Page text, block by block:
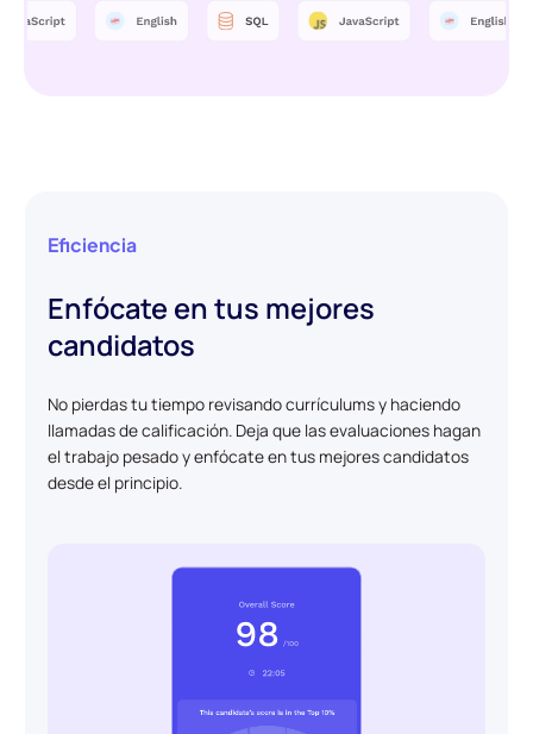
Eficiencia
Enfócate en tus mejores
candidatos
No pierdas tu tiempo revisando currículums y haciendo
llamadas de calificación. Deja que las evaluaciones hagan
el trabajo pesado y enfócate en tus mejores candidatos
desde el principio.